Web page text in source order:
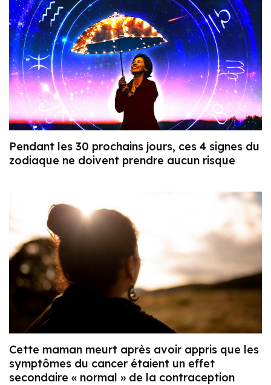
Pendant les 30 prochains jours, ces 4 signes du
zodiaque ne doivent prendre aucun risque
Cette maman meurt après avoir appris que les
symptômes du cancer étaient un effet
secondaire « normal » de la contraception